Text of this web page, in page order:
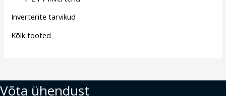
Inverterite tarvikud
Kõik tooted
Võta ühendust